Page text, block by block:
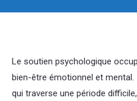
Le soutien psychologique
bien-être émotionnel et mental.
qui traverse une période